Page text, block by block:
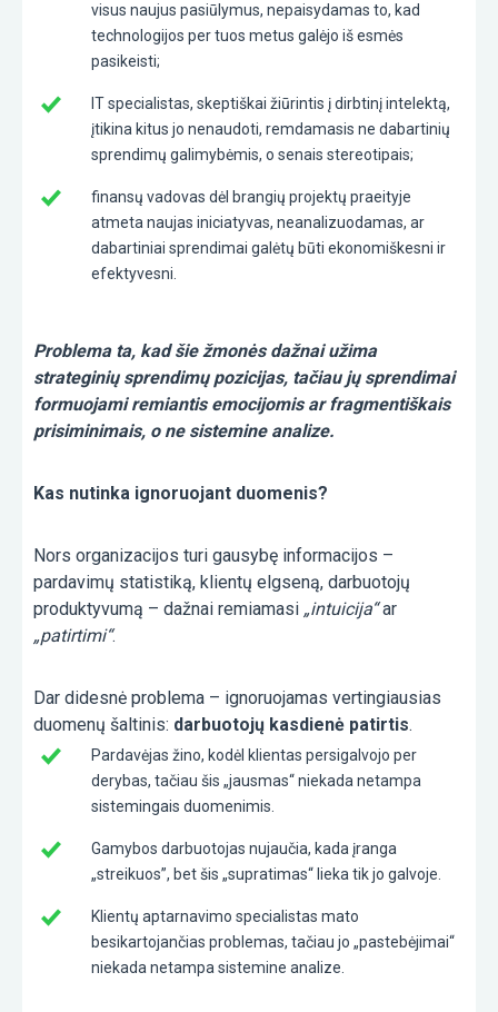
visus naujus pasiūlymus, nepaisydamas to, kad
technologijos per tuos metus galėjo iš esmės
pasikeisti;
IT specialistas, skeptiškai žiūrintis į dirbtinį intelektą,
įtikina kitus jo nenaudoti, remdamasis ne dabartinių
sprendimų galimybėmis, o senais stereotipais;
finansų vadovas dėl brangių projektų praeityje
atmeta naujas iniciatyvas, neanalizuodamas, ar
dabartiniai sprendimai galėtų būti ekonomiškesni ir
efektyvesni.
Problema ta, kad šie žmonės dažnai užima
strateginių sprendimų pozicijas, tačiau jų sprendimai
formuojami remiantis emocijomis ar fragmentiškais
prisiminimais, o ne sistemine analize.
Kas nutinka ignoruojant duomenis?
Nors organizacijos turi gausybę informacijos –
pardavimų statistiką, klientų elgseną, darbuotojų
produktyvumą – dažnai remiamasi „intuicija“ar
„patirtimi“.
Dar didesnė problema – ignoruojamas vertingiausias
duomenų šaltinis: darbuotojų kasdienė patirtis.
Pardavėjas žino, kodėl klientas persigalvojo per
derybas, tačiau šis „jausmas“ niekada netampa
sistemingais duomenimis.
Gamybos darbuotojas nujaučia, kada įranga
„streikuos”, bet šis „supratimas“ lieka tik jo galvoje.
Klientų aptarnavimo specialistas mato
besikartojančias problemas, tačiau jo „pastebėjimai“
niekada netampa sistemine analize.